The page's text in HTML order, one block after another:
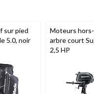
sur pied
5.0, noir
Moteurs
arbre court
2,5 HP